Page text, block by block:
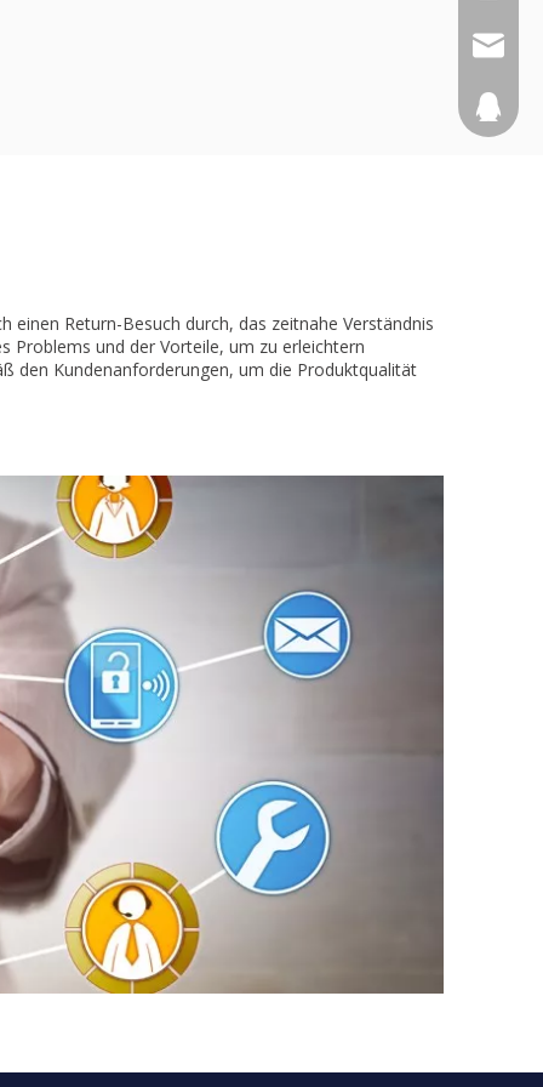
einen Return-Besuch durch, das zeitnahe Verständnis
Problems und der Vorteile, um zu erleichtern
den Kundenanforderungen, um die Produktqualität